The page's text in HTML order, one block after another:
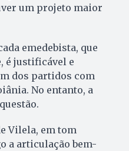
um projeto maior
emedebista, que
é justificável e
dos partidos com
No entanto, a
Vilela, em tom
a articulação bem-